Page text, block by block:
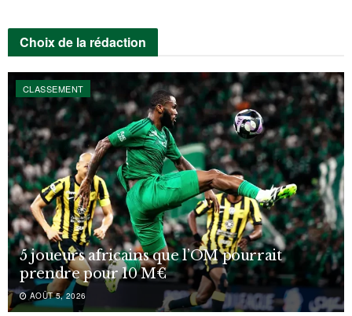
Choix de la rédaction
CLASSEMENT
5 joueurs africains que l’OM pourrait
prendre pour 10 M€
AOÛT 5, 2026